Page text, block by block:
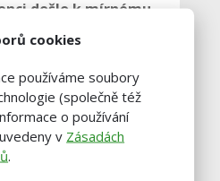
došlo k mírnému
cena je teď na hranici
strategii Verdi
označil Pýcha za
cookies
používáme soubory
(společně též
o používání
v Zásadách
.